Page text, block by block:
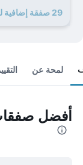
29 صفقة إضافية لـ أنتيجون إيربان شيك هوتل
لمحة عن
أفضل